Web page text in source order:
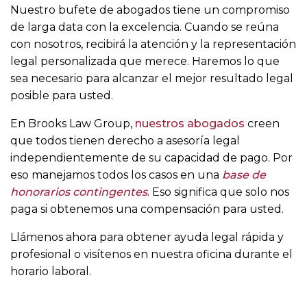
Nuestro bufete de abogados tiene un compromiso
de larga data con la excelencia. Cuando se reúna
con nosotros, recibirá la atención y la representación
legal personalizada que merece. Haremos lo que
sea necesario para alcanzar el mejor resultado legal
posible para usted.
En Brooks Law Group, nuestros abogados creen
que todos tienen derecho a asesoría legal
independientemente de su capacidad de pago. Por
eso manejamos todos los casos en una base de
honorarios contingentes. Eso significa que solo nos
paga si obtenemos una compensación para usted.
Llámenos ahora para obtener ayuda legal rápida y
profesional o visítenos en nuestra oficina durante el
horario laboral.